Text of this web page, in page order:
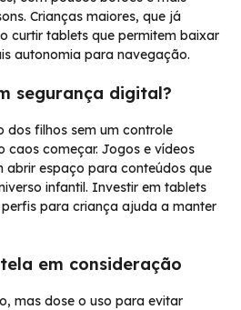
Crianças maiores, que já
curtir tablets que permitem baixar
autonomia para navegação.
segurança digital?
dos filhos sem um controle
caos começar. Jogos e vídeos
abrir espaço para conteúdos que
infantil. Investir em tablets
para criança ajuda a manter
em consideração
mas dose o uso para evitar